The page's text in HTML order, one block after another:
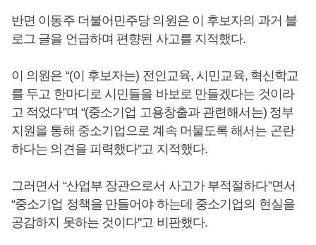
반면 이동주 더불어민주당 의원은 이 후보자의 과거 블
로그 글을 언급하며 편향된 사고를 지적했다.
이 의원은 “(이 후보자는) 전인교육, 시민교육, 혁신학교
를 두고 한마디로 시민들을 바보로 만들겠다는 것이라
고 적었다”며 “(중소기업 고용창출과 관련해서는) 정부
지원을 통해 중소기업으로 계속 머물도록 해서는 곤란
하다는 의견을 피력했다”고 지적했다.
그러면서 “산업부 장관으로서 사고가 부적절하다”면서
“중소기업 정책을 만들어야 하는데 중소기업의 현실을
공감하지 못하는 것이다"고 비판했다.